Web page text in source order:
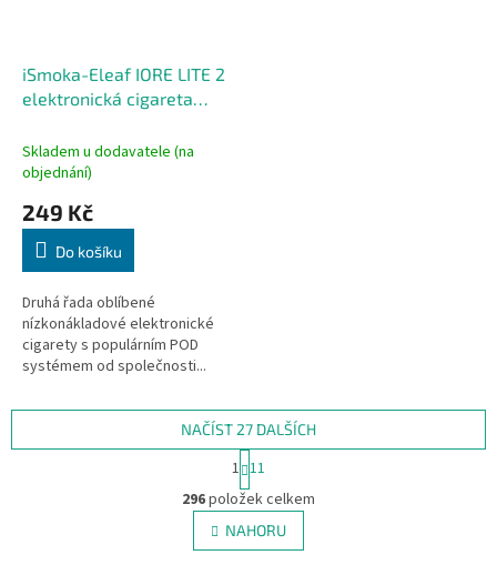
iSmoka-Eleaf IORE LITE 2
elektronická cigareta
Skladem u dodavatele (na
objednání)
249 Kč
Do košíku
Druhá řada oblíbené
nízkonákladové elektronické
cigarety s populárním POD
systémem od společnosti...
O
v
l
á
NAČÍST 27 DALŠÍCH
S
t
r
á
n
k
1 11
296položek celkem
NAHORU